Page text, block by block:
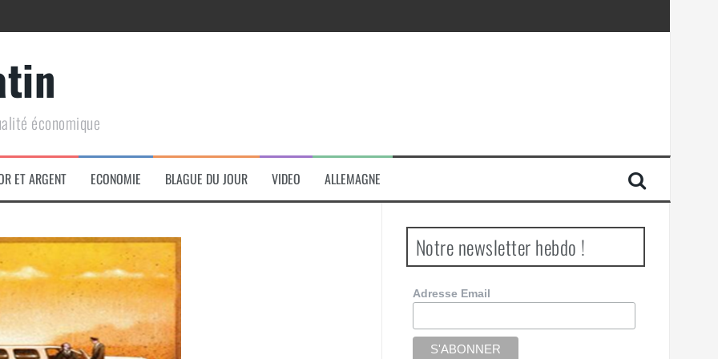
de conquête géopolitique massive
économique
ET ARGENT ECONOMIE BLAGUE DU JOUR VIDEO ALLEMAGNE
Notre newsletter hebdo !
Adresse Email